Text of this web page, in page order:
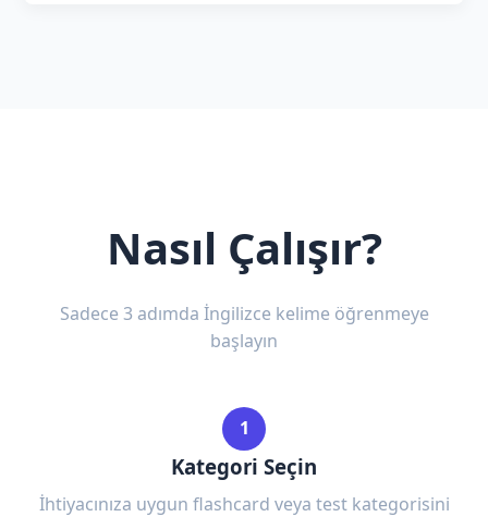
Nasıl Çalışır?
Sadece 3 adımda İngilizce kelime öğrenmeye
başlayın
1
Kategori Seçin
İhtiyacınıza uygun flashcard veya test kategorisini